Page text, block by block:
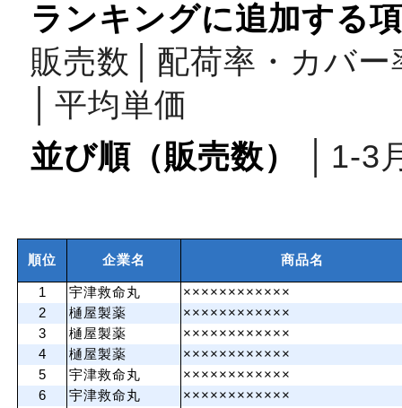
ランキングに追加する
販売数
配荷率・カバー
平均単価
並び順（販売数）
1‐3
順位 企業名 商品名
1 宇津救命丸
××××××××××××
2
樋屋製薬
××××××××××××
3
樋屋製薬
××××××××××××
4
樋屋製薬
××××××××××××
5
宇津救命丸
××××××××××××
6
宇津救命丸
××××××××××××